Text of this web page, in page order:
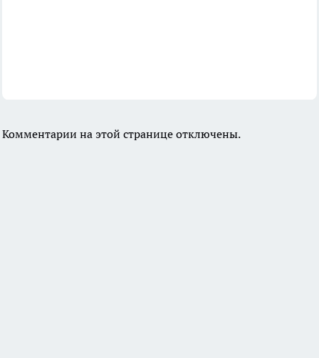
Комментарии на этой странице отключены.